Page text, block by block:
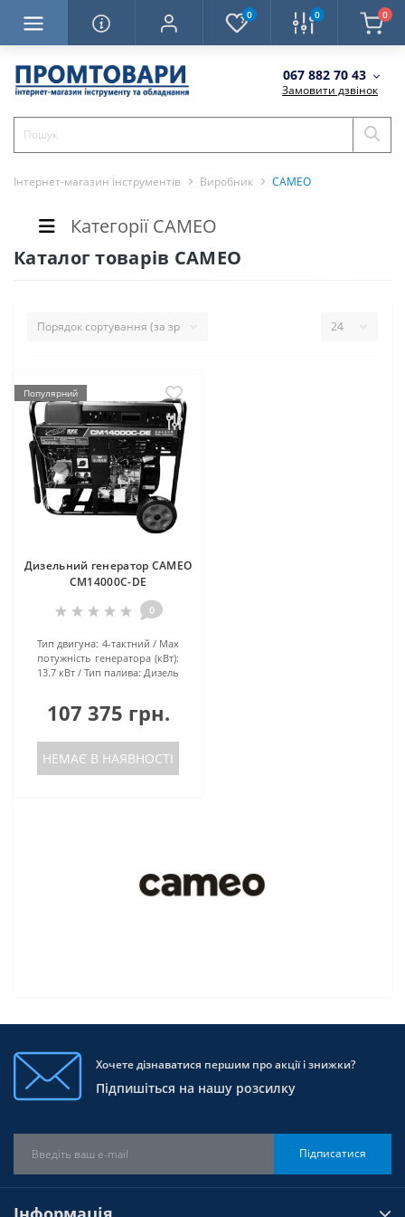
0 0 0
067 882 70 43
Замовити дзвінок
Інтернет-магазин інструментів Виробник CAMEO
Категорії CAMEO
Каталог товарів CAMEO
Популярний
Дизельний генератор CAMEO
CM14000C-DE
0
Тип двигуна: 4-тактний
Маx
потужність генератора (кВт):
13.7 кВт
Тип палива: Дизель
107 375 грн.
НЕМАЄ В НАЯВНОСТІ
Хочете дізнаватися першим про акції і знижки?
Підпишіться на нашу розсилку
Підписатися